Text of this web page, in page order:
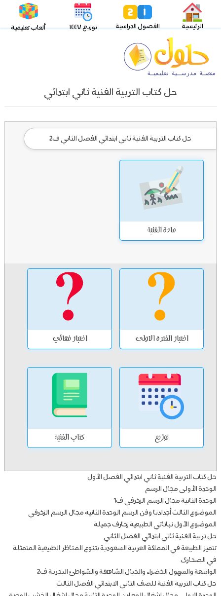
الرئيسية الفصول الدراسية توزيع ١٤٤٧ ألعاب تعليمية
حل كتاب التربية الفنية ثاني ابتدائي
حل كتاب التربية الفنية ثاني ابتدائي الفصل الثاني ف2
مادة الفنية
اختبار الفترة الاولى اختبار نهائي
توزيع كتاب الفنية
حل كتاب التربية الفنية ثاني ابتدائي الفصل الأول
الوحدة الأولى مجال الرسم
الوحدة الثانية مجال الرسم الزخرفي ف1
الموضوع الثالث أجدادنا وفن الرسم الوحدة الثانية مجال الرسم الزخرفي
الموضوع الأول نباتاتي الطبيعية زخارف جميلة
حل تربية الفنية ثاني ابتدائي الفصل الثاني
تتميز الطبيعة في المملكة العربية السعودية بتنوع المناظر الطبيعية المتمثلة
في الصحارى
الواسعة والسهول الخضراء والجبال الشاهقة والشواطئ البحرية ف2
حل كتاب التربية الفنية للصف الثاني الابتدائي الفصل الثالث